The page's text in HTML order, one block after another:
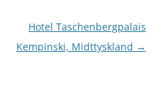
Hotel Taschenbergpalais
Kempinski, Midttyskland →